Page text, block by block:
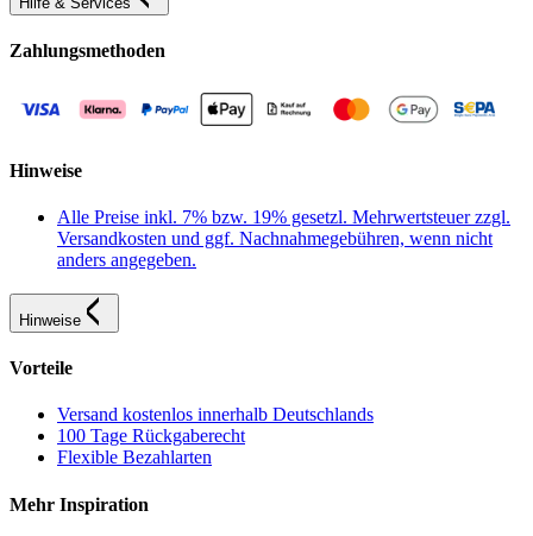
Zahlungsmethoden
Hinweise
Alle Preise inkl. 7% bzw. 19% gesetzl. Mehrwertsteuer zzgl.
Versandkosten und ggf. Nachnahmegebühren, wenn nicht
anders angegeben.
Hinweise
Vorteile
Versand kostenlos innerhalb Deutschlands
100 Tage Rückgaberecht
Flexible Bezahlarten
Mehr Inspiration